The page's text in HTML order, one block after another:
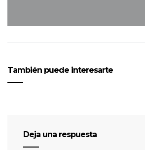
También puede interesarte
Deja una respuesta